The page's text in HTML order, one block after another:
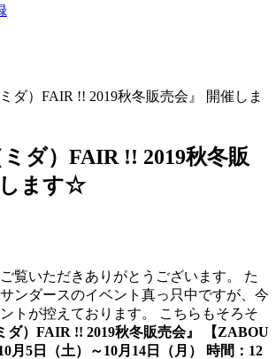
ダ）FAIR !! 2019秋冬販売会』 開催しま
ミダ）FAIR !! 2019秋冬販
ます☆
覧いただきありがとうございます。 た
ンダースのイベント真っ只中ですが、今
トが控えております。 こちらもそろそ
ダ）FAIR !! 2019秋冬販売会』 【ZABOU
月5日（土）～10月14日（月） 時間：12